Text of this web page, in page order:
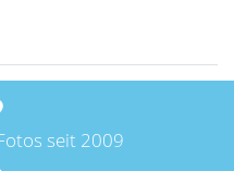
seit 2009